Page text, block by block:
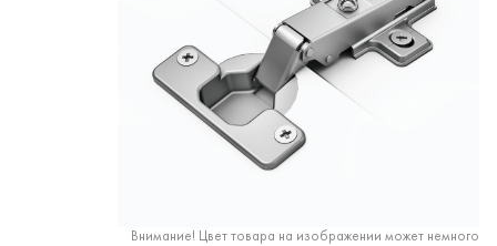
Внимание! Цвет товара на изображении может немного